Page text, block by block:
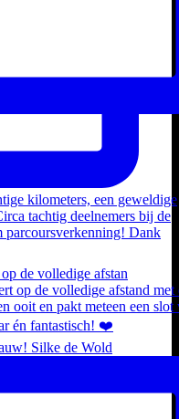
de volledige afstan
Silke de Wold